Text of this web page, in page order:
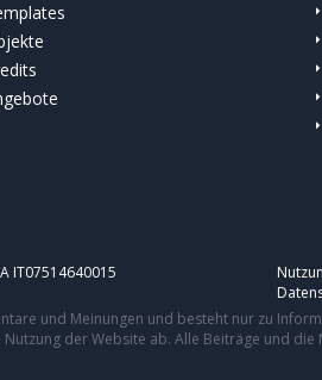
IT07514640015
und Meinungen und besteht nur zu
der Website ab. Alle Beiträge und